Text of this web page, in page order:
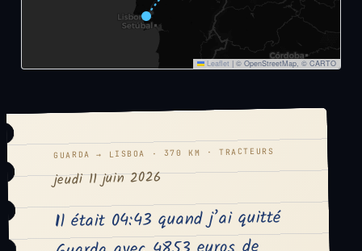
Leaflet | © OpenStreetMap, © CARTO
GUARDA → LISBOA · 370 KM · TRACTEURS
jeudi 11 juin 2026
Il était 04:43 quand j’ai quitté